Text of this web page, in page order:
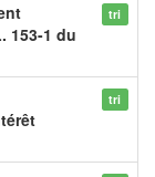
153-1 du
tri
tri